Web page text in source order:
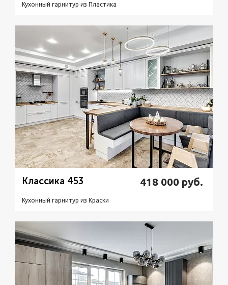
Кухонный гарнитур из Пластикa
Узнать стоимость
Классика 453 418 000 руб.
Кухонный гарнитур из Краски
Узнать стоимость